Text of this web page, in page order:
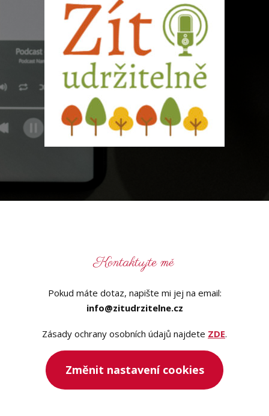
Kontaktujte mě
Pokud máte dotaz, napište mi jej na email:
info@zitudrzitelne.cz
Zásady ochrany osobních údajů najdete ZDE.
Změnit nastavení cookies